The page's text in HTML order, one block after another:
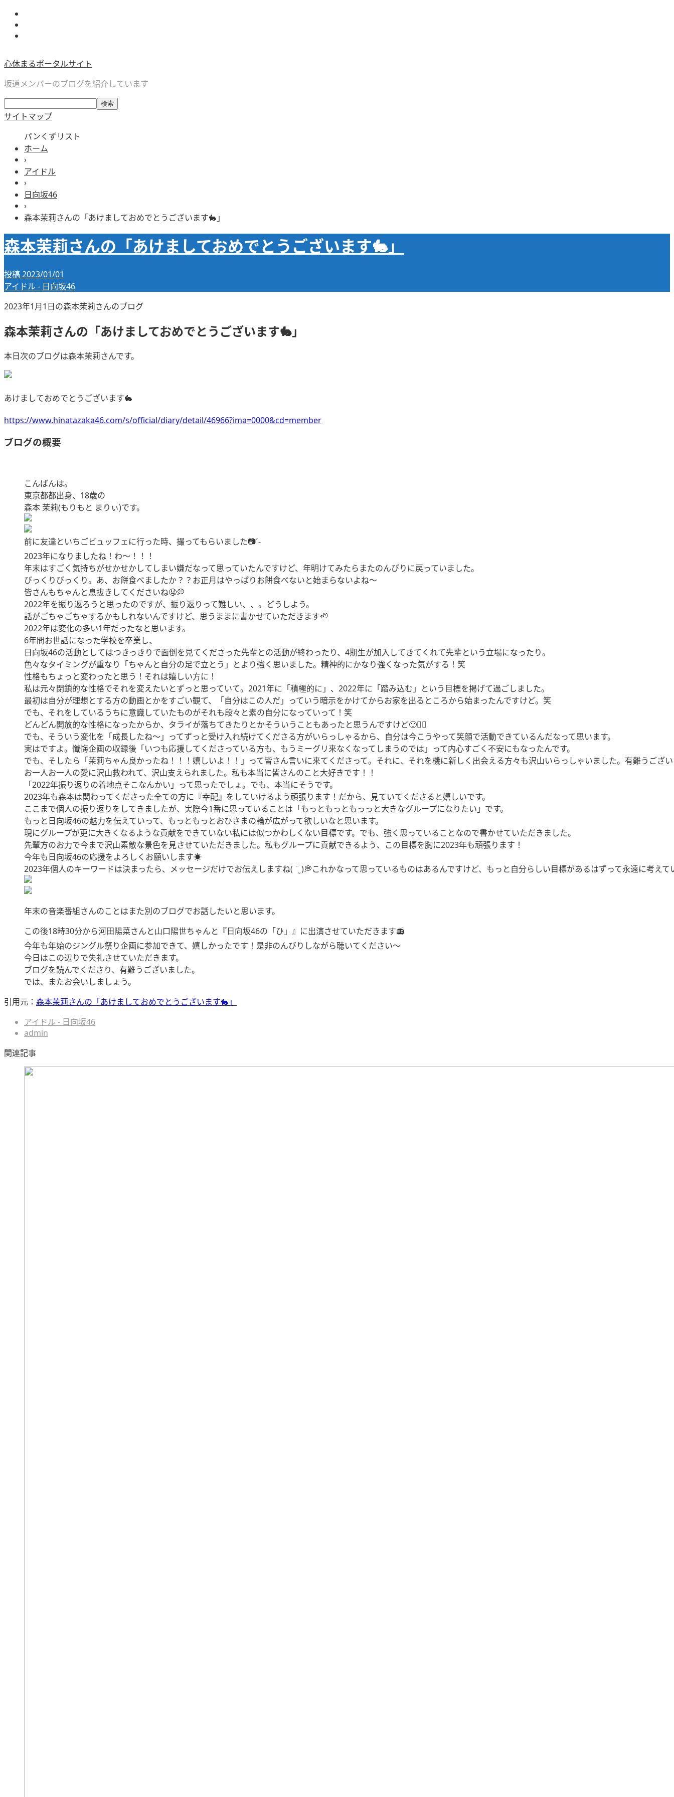
心休まるポータルサイト
坂道メンバーのブログを紹介しています
サイトマップ
パンくずリスト
ホーム
›
アイドル
›
日向坂46
›
森本茉莉さんの「あけましておめでとうございます🐇」
森本茉莉さんの「あけましておめでとうございます🐇」
投稿 2023/01/01
アイドル - 日向坂46
2023年1月1日の森本茉莉さんのブログ
森本茉莉さんの「あけましておめでとうございます🐇」
本日次のブログは森本茉莉さんです。
あけましておめでとうございます🐇
https://www.hinatazaka46.com/s/official/diary/detail/46966?ima=0000&cd=member
ブログの概要
こんばんは。
東京都都出身、18歳の
森本 茉莉(もりもと まりぃ)です。
前に友達といちごビュッフェに行った時、撮ってもらいました📷´-
2023年になりましたね！わ〜！！！
年末はすごく気持ちがせかせかしてしまい嫌だなって思っていたんですけど、年明けてみたらまたのんびりに戻っていました。
びっくりびっくり。あ、お餅食べましたか？？お正月はやっぱりお餅食べないと始まらないよね〜
皆さんもちゃんと息抜きしてくださいね🤤💭
2022年を振り返ろうと思ったのですが、振り返りって難しい、、。どうしよう。
話がごちゃごちゃするかもしれないんですけど、思うままに書かせていただきます🦥
2022年は変化の多い1年だったなと思います。
6年間お世話になった学校を卒業し、
日向坂46の活動としてはつきっきりで面倒を見てくださった先輩との活動が終わったり、4期生が加入してきてくれて先輩という立場になったり。
色々なタイミングが重なり「ちゃんと自分の足で立とう」とより強く思いました。精神的にかなり強くなった気がする！笑
性格もちょっと変わったと思う！それは嬉しい方に！
私は元々閉鎖的な性格でそれを変えたいとずっと思っていて。2021年に「積極的に」、2022年に「踏み込む」という目標を掲げて過ごしました。
最初は自分が理想とする方の動画とかをすごい観て、「自分はこの人だ」っていう暗示をかけてからお家を出るところから始まったんですけど。笑
でも、それをしているうちに意識していたものがそれも段々と素の自分になっていって！笑
どんどん開放的な性格になったからか、タライが落ちてきたりとかそういうこともあったと思うんですけど🙂☝🏻
でも、そういう変化を「成長したね〜」ってずっと受け入れ続けてくださる方がいらっしゃるから、自分は今こうやって笑顔で活動できているんだなって思います。
実はですよ。懺悔企画の収録後「いつも応援してくださっている方も、もうミーグリ来なくなってしまうのでは」って内心すごく不安にもなったんです。
でも、そしたら「茉莉ちゃん良かったね！！！嬉しいよ！！」って皆さん言いに来てくださって。それに、それを機に新しく出会える方々も沢山いらっしゃいました。有難うござ
お一人お一人の愛に沢山救われて、沢山支えられました。私も本当に皆さんのこと大好きです！！
「2022年振り返りの着地点そこなんかい」って思ったでしょ。でも、本当にそうです。
2023年も森本は関わってくださった全ての方に『幸配』をしていけるよう頑張ります！だから、見ていてくださると嬉しいです。
ここまで個人の振り返りをしてきましたが、実際今1番に思っていることは「もっともっともっっと大きなグループになりたい」です。
もっと日向坂46の魅力を伝えていって、もっともっとおひさまの輪が広がって欲しいなと思います。
現にグループが更に大きくなるような貢献をできていない私には似つかわしくない目標です。でも、強く思っていることなので書かせていただきました。
先輩方のお力で今まで沢山素敵な景色を見させていただきました。私もグループに貢献できるよう、この目標を胸に2023年も頑張ります！
今年も日向坂46の応援をよろしくお願いします☀️
2023年個人のキーワードは決まったら、メッセージだけでお伝えしますね( ¨̮ )💭これかなって思っているものはあるんですけど、もっと自分らしい目標があるはずって永遠に考えて
年末の音楽番組さんのことはまた別のブログでお話したいと思います。
この後18時30分から河田陽菜さんと山口陽世ちゃんと『日向坂46の「ひ」』に出演させていただきます📻
今年も年始のジングル祭り企画に参加できて、嬉しかったです！是非のんびりしながら聴いてください〜
今日はこの辺りで失礼させていただきます。
ブログを読んでくださり、有難うございました。
では、またお会いしましょう。
引用元： 森本茉莉さんの「あけましておめでとうございます🐇」
アイドル - 日向坂46
admin
関連記事